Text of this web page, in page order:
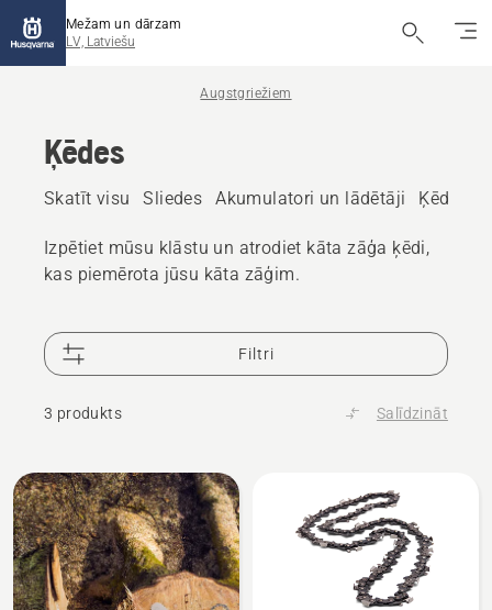
Mežam un dārzam
LV, Latviešu
Augstgriežiem
Ķēdes
Skatīt visu Sliedes Akumulatori un lādētāji Ķēdes
Izpētiet mūsu klāstu un atrodiet kāta zāģa ķēdi,
kas piemērota jūsu kāta zāģim.
Filtri
3 produkts Salīdzināt
Visi
produkti